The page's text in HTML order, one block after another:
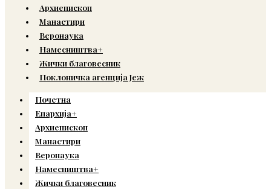
Архиепископ
Манастири
Веронаука
Намесништва+
Жички благовесник
Поклоничка агенција Јеж
Почетна
Епархија+
Архиепископ
Манастири
Веронаука
Намесништва+
Жички благовесник